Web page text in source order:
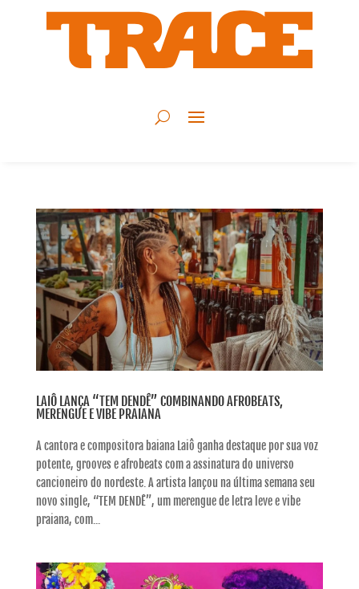
LAIÔ LANÇA “TEM DENDÊ” COMBINANDO AFROBEATS,
MERENGUE E VIBE PRAIANA
A cantora e compositora baiana Laiô ganha destaque por sua voz
potente, grooves e afrobeats com a assinatura do universo
cancioneiro do nordeste. A artista lançou na última semana seu
novo single, “TEM DENDÊ”, um merengue de letra leve e vibe
praiana, com...